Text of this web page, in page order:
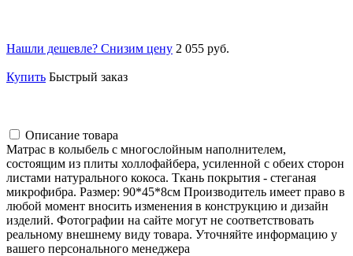
Нашли дешевле? Снизим цену 2 055 руб.
Купить Быстрый заказ
Описание товара
Матрас в колыбель с многослойным наполнителем,
состоящим из плиты холлофайбера, усиленной с обеих сторон
листами натурального кокоса. Ткань покрытия - стеганая
микрофибра. Размер: 90*45*8см Производитель имеет право в
любой момент вносить изменения в конструкцию и дизайн
изделий. Фотографии на сайте могут не соответствовать
реальному внешнему виду товара. Уточняйте информацию у
вашего персонального менеджера